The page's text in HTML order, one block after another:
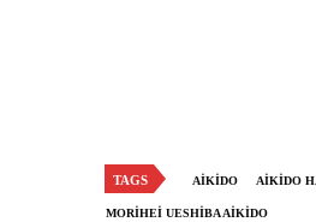
TAGS AIKIDO AIKIDO
MORIHEI UESHIBA AIKIDO